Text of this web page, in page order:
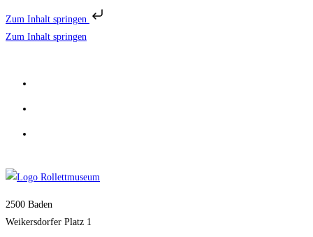
Zum Inhalt springen
Zum Inhalt springen
2500 Baden
Weikersdorfer Platz 1